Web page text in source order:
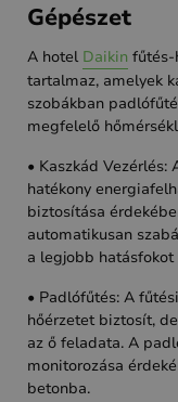
Gépészet
A hotel Daikin fűtés-
tartalmaz, amelyek
szobákban
megfelelő
• Kaszkád Vezérlés:
hatékony
biztosítása
automatikusan
a legjobb hatásfokot
• Padlófűtés: A
hőérzetet biztosít,
az ő feladata. A
monitorozása
betonba.